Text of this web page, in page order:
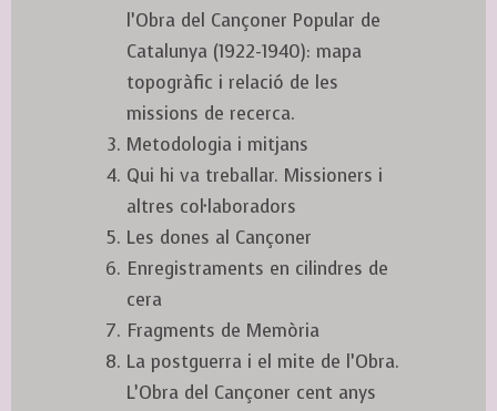
l’Obra del Cançoner Popular de
Catalunya (1922-1940): mapa
topogràfic i relació de les
missions de recerca.
Metodologia i mitjans
Qui hi va treballar. Missioners i
altres col·laboradors
Les dones al Cançoner
Enregistraments en cilindres de
cera
Fragments de Memòria
La postguerra i el mite de l’Obra.
L’Obra del Cançoner cent anys